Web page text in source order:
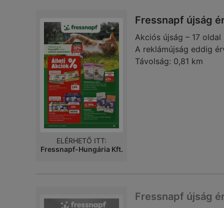
Fressnapf újság
Akciós újság – 17 oldal
A reklámújság eddig
Távolság: 0,81 km
ELÉRHETŐ ITT:
Fressnapf-Hungária Kft.
Fressnapf újság